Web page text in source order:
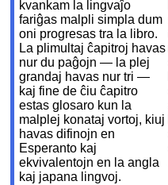
kvankam la lingvaĵo
fariĝas malpli simpla dum
oni progresas tra la libro.
La plimultaj ĉapitroj havas
nur du paĝojn — la plej
grandaj havas nur tri —
kaj fine de ĉiu ĉapitro
estas glosaro kun la
malplej konataj vortoj, kiuj
havas difinojn en
Esperanto kaj
ekvivalentojn en la angla
kaj japana lingvoj.